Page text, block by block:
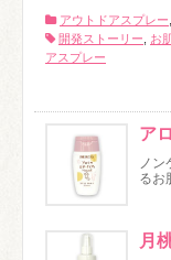
アウトドアスプレー
開発ストーリー
お
アスプレー
ア
ノ
るお
月